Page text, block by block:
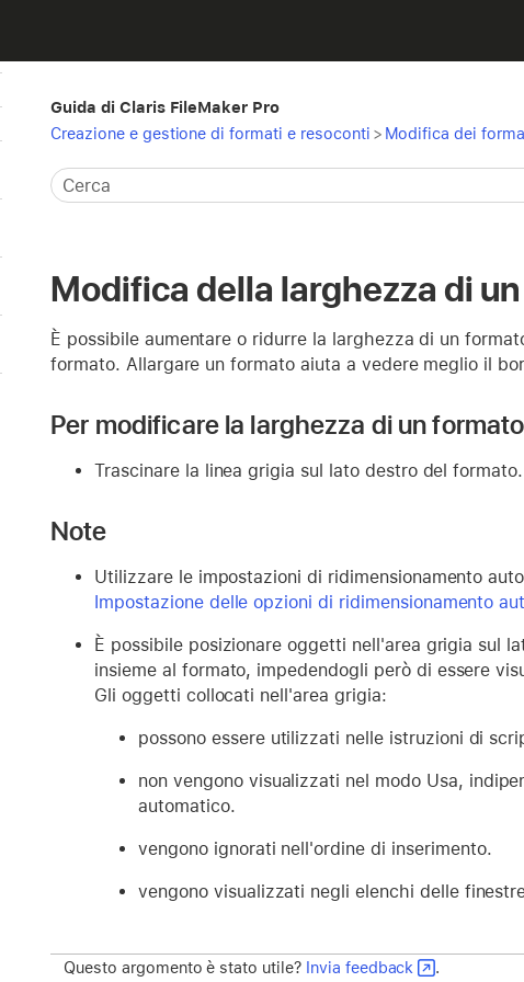
Guida di Claris FileMaker Pro
Creazione e gestione di formati e resoconti > Modifica dei
Modifica della larghezza di
È possibile aumentare o ridurre la larghezza di un
formato. Allargare un formato aiuta a vedere meglio il
Per modificare la larghezza di un
Trascinare la linea grigia sul lato destro del formato.
Note
Utilizzare le impostazioni di ridimensionamento
Impostazione delle opzioni di ridimensionamento
È possibile posizionare oggetti nell'area grigia sul
insieme al formato, impedendogli però di essere
Gli oggetti collocati nell'area grigia:
possono essere utilizzati nelle istruzioni di
non vengono visualizzati nel modo Usa,
automatico.
vengono ignorati nell'ordine di inserimento.
vengono visualizzati negli elenchi delle
Questo argomento è stato utile? Invia feedback .